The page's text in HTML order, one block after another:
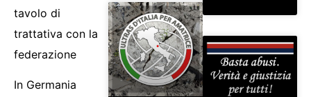
tavolo di
trattativa con la
federazione
In Germania